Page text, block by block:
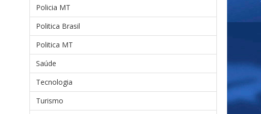
Policia MT
Politica Brasil
Politica MT
Saúde
Tecnologia
Turismo